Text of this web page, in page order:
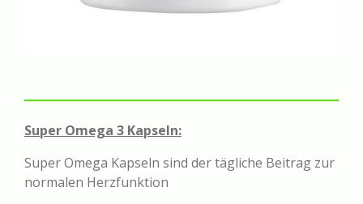
Super Omega 3 Kapseln:
Super Omega Kapseln sind der tägliche Beitrag zur
normalen Herzfunktion